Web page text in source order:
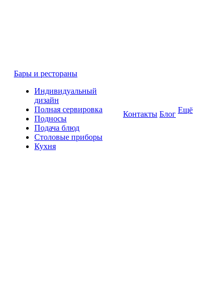
Бары и рестораны
Индивидуальный
дизайн
Полная сервировка
Подносы
Подача блюд
Столовые приборы
Кухня
Контакты Блог Ещё